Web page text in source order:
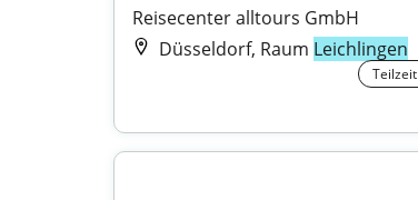
Reisecenter alltours GmbH
Düsseldorf, Raum Leichlingen
Teilzeit